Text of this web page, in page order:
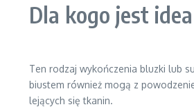
Dla kogo jest
Ten rodzaj wykończenia bluzki lub
biustem również mogą z
lejących się tkanin.